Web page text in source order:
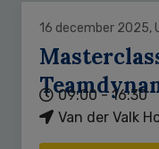
16 december 2025,
09:00 - 16:30
Van der Valk